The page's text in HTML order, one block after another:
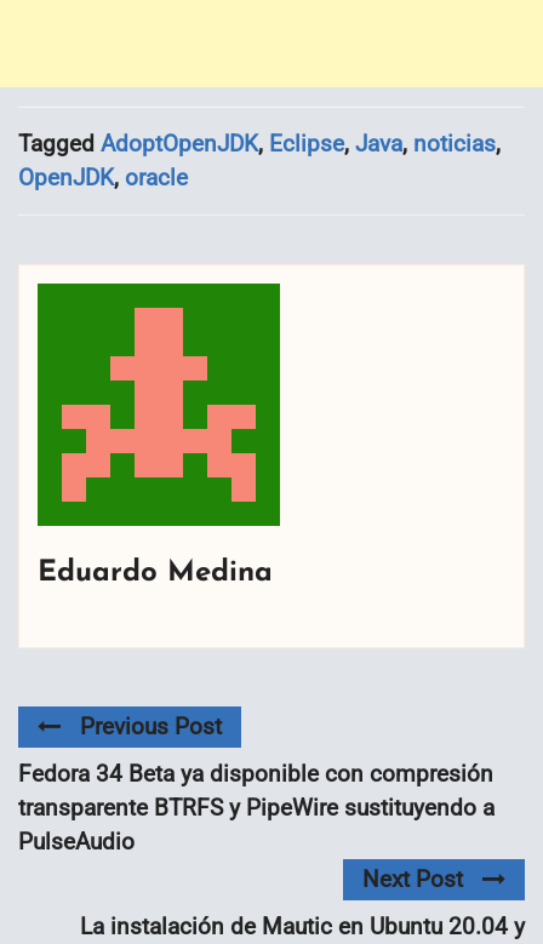
Tagged AdoptOpenJDK, Eclipse, Java, noticias,
OpenJDK, oracle
Eduardo Medina
Previous Post
Fedora 34 Beta ya disponible con compresión
transparente BTRFS y PipeWire sustituyendo a
PulseAudio
Next Post
La instalación de Mautic en Ubuntu 20.04 y